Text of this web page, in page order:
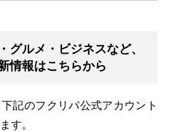
グルメ・ビジネスなど、
情報はこちらから
記のフクリパ公式アカウント
す。